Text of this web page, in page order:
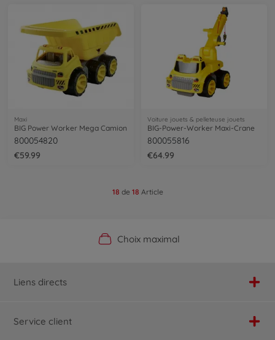
Maxi
BIG Power Worker Mega Camion
800054820
€59.99
Voiture jouets & pelleteuse jouets
BIG-Power-Worker Maxi-Crane
800055816
€64.99
18 de 18 Article
Boutique officielle du fabricant
Choix maximal
Service personnalisé
Livraison rapide
Liens directs
Service client